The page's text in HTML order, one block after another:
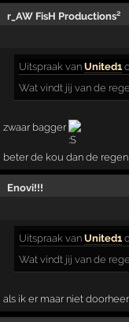
r_AW FisH Productions²
Uitspraak vanUnited1
Wat vindt jij van de
zwaar bagger
beter de kou dan de regen
Enovi!!!
Uitspraak vanUnited1
Wat vindt jij van de
als ik er maar niet